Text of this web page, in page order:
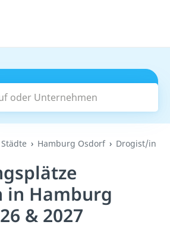
oder Unternehmen
Suchen
Städte Hamburg Osdorf Drogist/in
in Hamburg
& 2027